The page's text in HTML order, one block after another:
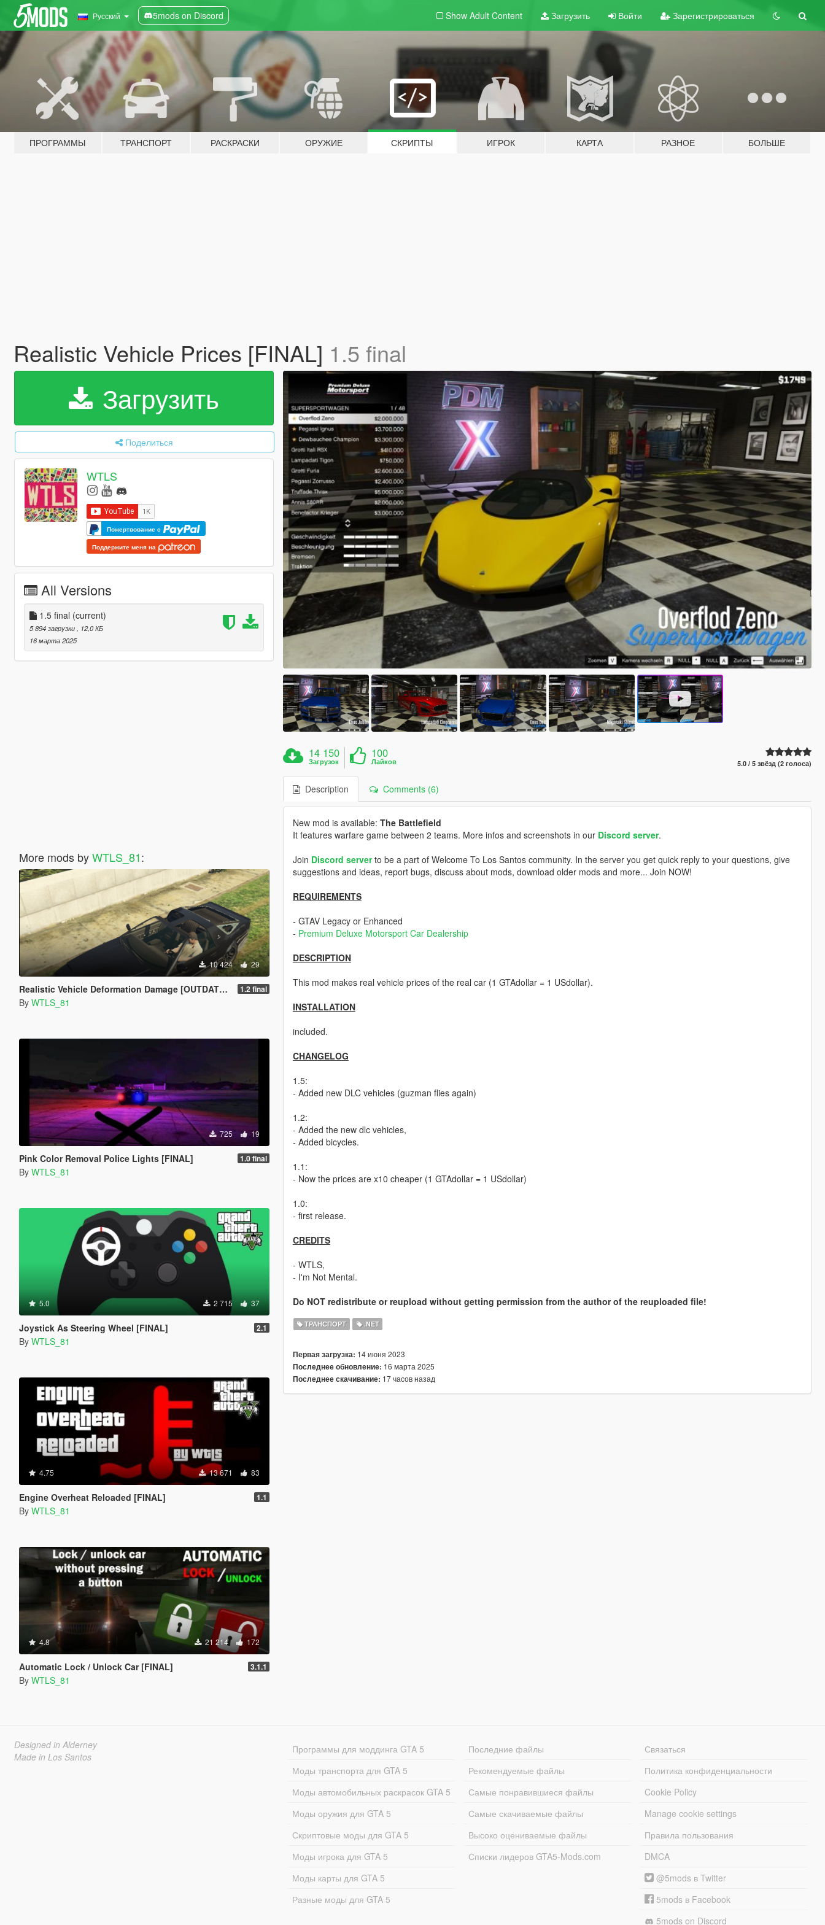
Русский 5mods on Discord Show Adult Content Загрузить Войти Зарегистрироваться
ПРОГРАММЫ ТРАНСПОРТ РАСКРАСКИ ОРУЖИЕ СКРИПТЫ ИГРОК КАРТА РАЗНОЕ БОЛЬШЕ
Realistic Vehicle Prices [FINAL] 1.5 final
Загрузить
Поделиться
WTLS
Пожертвование с
Поддержите меня на
All Versions
1.5 final (current)
5 894 загрузки
, 12,0 КБ
16 марта 2025
More mods byWTLS_81:
10 424 29
Realistic Vehicle Deformation Damage [OUTDATED] 1.2 final
By WTLS_81
725 19
Pink Color Removal Police Lights [FINAL] 1.0 final
By WTLS_81
5.0 2 715 37
Joystick As Steering Wheel [FINAL] 2.1
By WTLS_81
4.75 13 671 83
Engine Overheat Reloaded [FINAL] 1.1
By WTLS_81
4.8 21 214 172
Automatic Lock / Unlock Car [FINAL] 3.1.1
By WTLS_81
14 150
Загрузок
100
Лайков 5.0 / 5 звёзд (2 голоса)
Description Comments (6)
New mod is available: The Battlefield
It features warfare game between 2 teams. More infos and screenshots in our Discord server.
Join Discord serverto be a part of Welcome To Los Santos community. In the server you get quick reply to your questions, give
suggestions and ideas, report bugs, discuss about mods, download older mods and more... Join NOW!
REQUIREMENTS
- GTAV Legacy or Enhanced
- Premium Deluxe Motorsport Car Dealership
DESCRIPTION
This mod makes real vehicle prices of the real car (1 GTAdollar = 1 USdollar).
INSTALLATION
included.
CHANGELOG
1.5:
- Added new DLC vehicles (guzman flies again)
1.2:
- Added the new dlc vehicles,
- Added bicycles.
1.1:
- Now the prices are x10 cheaper (1 GTAdollar = 1 USdollar)
1.0:
- first release.
CREDITS
- WTLS,
- I'm Not Mental.
Do NOT redistribute or reupload without getting permission from the author of the reuploaded file!
ТРАНСПОРТ .NET
Первая загрузка: 14 июня 2023
Последнее обновление: 16 марта 2025
Последнее скачивание: 17 часов назад
Designed in Alderney
Made in Los Santos
Программы для моддинга GTA 5
Моды транспорта для GTA 5
Моды автомобильных раскрасок GTA 5
Моды оружия для GTA 5
Скриптовые моды для GTA 5
Моды игрока для GTA 5
Моды карты для GTA 5
Разные моды для GTA 5
Последние файлы
Рекомендуемые файлы
Самые понравившиеся файлы
Самые скачиваемые файлы
Высоко оцениваемые файлы
Списки лидеров GTA5-Mods.com
Связаться
Политика конфиденциальности
Cookie Policy
Manage cookie settings
Правила пользования
DMCA
@5mods в Twitter
5mods в Facebook
5mods on Discord